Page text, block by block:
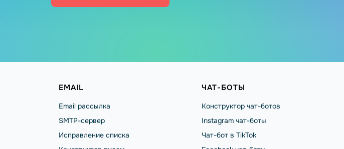
EMAIL
Email рассылка
SMTP-сервер
Исправление списка
ЧАТ-БОТЫ
Конструктор чат-ботов
Instagram чат-боты
Чат-бот в TikTok